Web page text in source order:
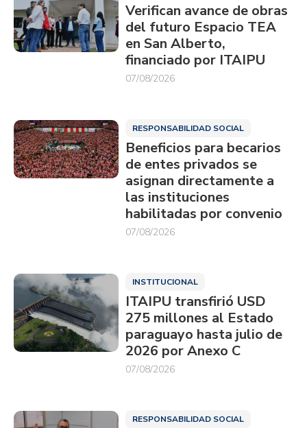
Verifican avance de obras
del futuro Espacio TEA
en San Alberto,
financiado por ITAIPU
07/08/2026
RESPONSABILIDAD SOCIAL
Beneficios para becarios
de entes privados se
asignan directamente a
las instituciones
habilitadas por convenio
07/08/2026
INSTITUCIONAL
ITAIPU transfirió USD
275 millones al Estado
paraguayo hasta julio de
2026 por Anexo C
07/08/2026
RESPONSABILIDAD SOCIAL